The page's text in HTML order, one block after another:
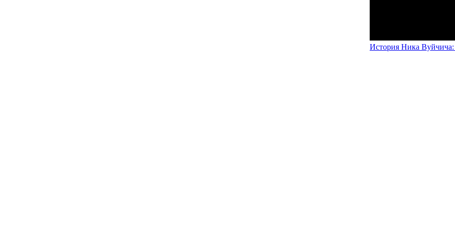
История Ника Вуйчича: